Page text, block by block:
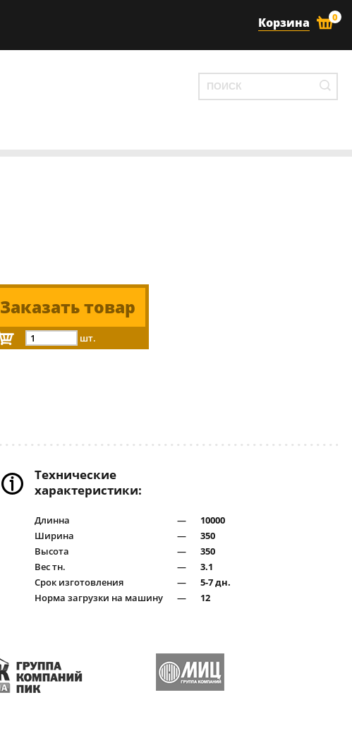
Корзина 0
Заказать товар
шт.
Технические
характеристики:
Длинна —
10000
Ширина
—
350
Высота
—
350
Вес тн.
—
3.1
Срок изготовления
—
5-7 дн.
Норма загрузки на машину
— 12